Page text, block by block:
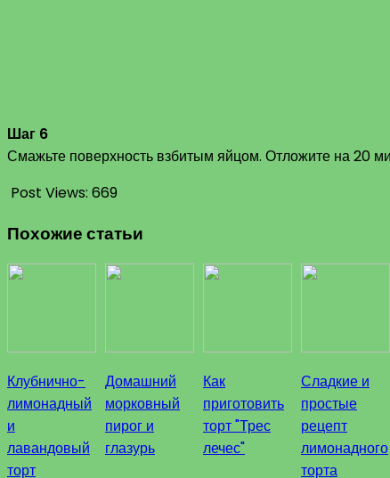
Шаг 6
Смажьте поверхность взбитым яйцом. Отложите на 20
Post Views: 669
Похожие статьи
Клубнично-
лимонадный
и
лавандовый
торт
Домашний
морковный
пирог и
глазурь
Как
приготовить
торт "Трес
лечес"
Сладкие и
простые
рецепт
лимонадного
торта